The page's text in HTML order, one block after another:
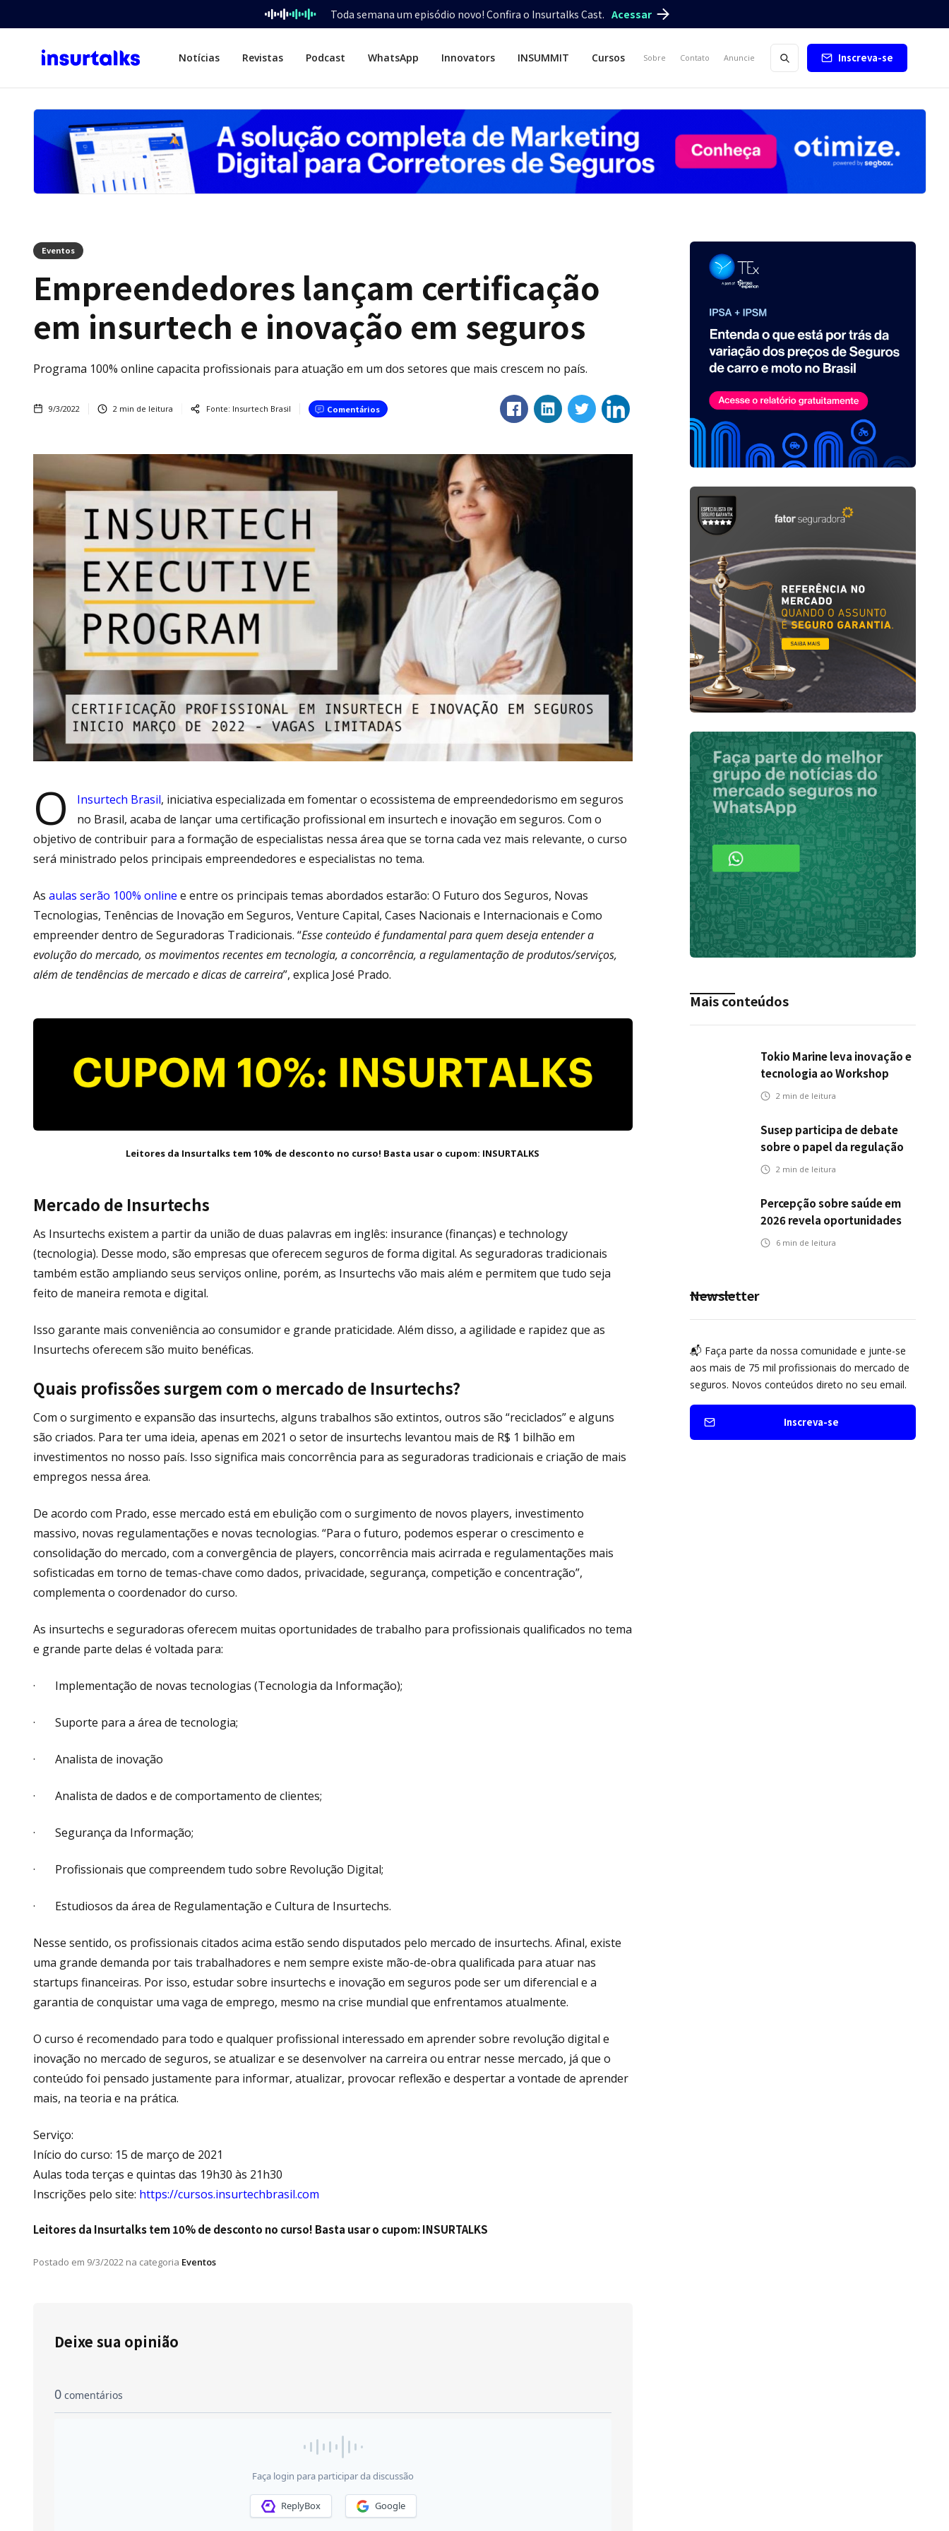
Toda semana um episódio novo! Confira o Insurtalks Cast. Acessar
Notícias Revistas Podcast WhatsApp Innovators INSUMMIT Cursos Sobre Contato Anuncie Inscreva-se
Eventos
Empreendedores lançam certificação
em insurtech e inovação em seguros
Programa 100% online capacita profissionais para atuação em um dos setores que mais crescem no país.
9/3/2022 2 min de leitura Fonte: Insurtech Brasil Comentários
O Insurtech Brasil, iniciativa especializada em fomentar o ecossistema de empreendedorismo em seguros
no Brasil, acaba de lançar uma certificação profissional em insurtech e inovação em seguros. Com o
objetivo de contribuir para a formação de especialistas nessa área que se torna cada vez mais relevante, o curso
será ministrado pelos principais empreendedores e especialistas no tema.
As aulas serão 100% online e entre os principais temas abordados estarão: O Futuro dos Seguros, Novas
Tecnologias, Tenências de Inovação em Seguros, Venture Capital, Cases Nacionais e Internacionais e Como
empreender dentro de Seguradoras Tradicionais. “Esse conteúdo é fundamental para quem deseja entender a
evolução do mercado, os movimentos recentes em tecnologia, a concorrência, a regulamentação de produtos/serviços,
além de tendências de mercado e dicas de carreira”, explica José Prado.
Leitores da Insurtalks tem 10% de desconto no curso! Basta usar o cupom: INSURTALKS
Mercado de Insurtechs
As Insurtechs existem a partir da união de duas palavras em inglês: insurance (finanças) e technology
(tecnologia). Desse modo, são empresas que oferecem seguros de forma digital. As seguradoras tradicionais
também estão ampliando seus serviços online, porém, as Insurtechs vão mais além e permitem que tudo seja
feito de maneira remota e digital.
Isso garante mais conveniência ao consumidor e grande praticidade. Além disso, a agilidade e rapidez que as
Insurtechs oferecem são muito benéficas.
Quais profissões surgem com o mercado de Insurtechs?
Com o surgimento e expansão das insurtechs, alguns trabalhos são extintos, outros são “reciclados” e alguns
são criados. Para ter uma ideia, apenas em 2021 o setor de insurtechs levantou mais de R$ 1 bilhão em
investimentos no nosso país. Isso significa mais concorrência para as seguradoras tradicionais e criação de mais
empregos nessa área.
De acordo com Prado, esse mercado está em ebulição com o surgimento de novos players, investimento
massivo, novas regulamentações e novas tecnologias. “Para o futuro, podemos esperar o crescimento e
consolidação do mercado, com a convergência de players, concorrência mais acirrada e regulamentações mais
sofisticadas em torno de temas-chave como dados, privacidade, segurança, competição e concentração”,
complementa o coordenador do curso.
As insurtechs e seguradoras oferecem muitas oportunidades de trabalho para profissionais qualificados no tema
e grande parte delas é voltada para:
· Implementação de novas tecnologias (Tecnologia da Informação);
· Suporte para a área de tecnologia;
· Analista de inovação
· Analista de dados e de comportamento de clientes;
· Segurança da Informação;
· Profissionais que compreendem tudo sobre Revolução Digital;
· Estudiosos da área de Regulamentação e Cultura de Insurtechs.
Nesse sentido, os profissionais citados acima estão sendo disputados pelo mercado de insurtechs. Afinal, existe
uma grande demanda por tais trabalhadores e nem sempre existe mão-de-obra qualificada para atuar nas
startups financeiras. Por isso, estudar sobre insurtechs e inovação em seguros pode ser um diferencial e a
garantia de conquistar uma vaga de emprego, mesmo na crise mundial que enfrentamos atualmente.
O curso é recomendado para todo e qualquer profissional interessado em aprender sobre revolução digital e
inovação no mercado de seguros, se atualizar e se desenvolver na carreira ou entrar nesse mercado, já que o
conteúdo foi pensado justamente para informar, atualizar, provocar reflexão e despertar a vontade de aprender
mais, na teoria e na prática.
Serviço:
Início do curso: 15 de março de 2021
Aulas toda terças e quintas das 19h30 às 21h30
Inscrições pelo site: https://cursos.insurtechbrasil.com
Leitores da Insurtalks tem 10% de desconto no curso! Basta usar o cupom: INSURTALKS
Postado em 9/3/2022 na categoria Eventos
Deixe sua opinião
Mais conteúdos
Tokio Marine leva inovação e
tecnologia ao Workshop
Integrativo da Poli-USP
2 min de leitura
Susep participa de debate
sobre o papel da regulação
na transição climática
2 min de leitura
Percepção sobre saúde em
2026 revela oportunidades
para o mercado de seguros
6 min de leitura
Newsletter
📬 Faça parte da nossa comunidade e junte-se
aos mais de 75 mil profissionais do mercado de
seguros. Novos conteúdos direto no seu email.
Inscreva-se